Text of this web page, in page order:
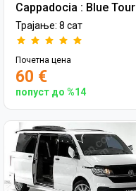
Cappadocia : Blue Tour
Трајање: 8 сат
Почетна цена
60 €
попуст до %14